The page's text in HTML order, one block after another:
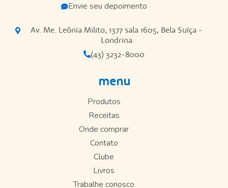
Envie seu depoimento
Av. Me. Leônia Milito, 1377 sala 1605, Bela Suíça -
Londrina
(43) 3232-8000
menu
Produtos
Receitas
Onde comprar
Contato
Clube
Livros
Trabalhe conosco